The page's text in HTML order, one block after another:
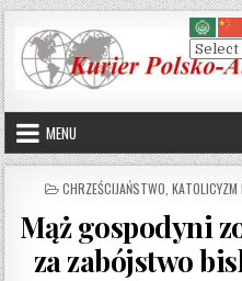
Skip to content
MENU
POSTED IN
CHRZEŚCIJAŃSTWO KATOLICYZM
Mąż gospodyni
za zabójstwo